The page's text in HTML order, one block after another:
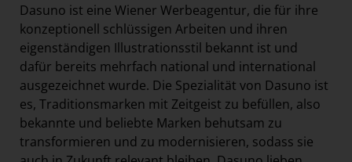
Dasuno ist eine Wiener Werbeagentur, die für ihre
konzeptionell schlüssigen Arbeiten und ihren
eigenständigen Illustrationsstil bekannt ist und
dafür bereits mehrfach national und international
ausgezeichnet wurde. Die Spezialität von Dasuno ist
es, Traditionsmarken mit Zeitgeist zu befüllen, also
bekannte und beliebte Marken behutsam zu
transformieren und zu modernisieren, sodass sie